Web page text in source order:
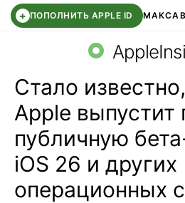
+ ПОПОЛНИТЬ APPLE ID МАКС
СБЕР КИДС ВТБ ОНЛАЙН
Стало
Apple выпустит
публичную
iOS 26 и других
операционных